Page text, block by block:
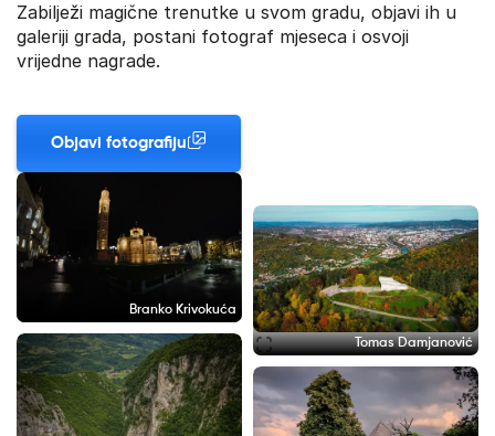
Zabilježi magične trenutke u svom gradu, objavi ih u
galeriji grada, postani fotograf mjeseca i osvoji
vrijedne nagrade.
Objavi fotografiju
Branko Krivokuća
Tomas Damjanović